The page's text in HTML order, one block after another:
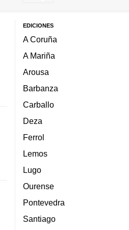
EDICIONES
A Coruña
A Mariña
Arousa
Barbanza
Carballo
Deza
Ferrol
Lemos
Lugo
Ourense
Pontevedra
Santiago